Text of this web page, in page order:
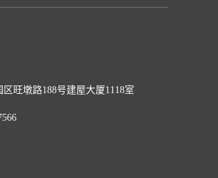
旺墩路188号建屋大厦1118室